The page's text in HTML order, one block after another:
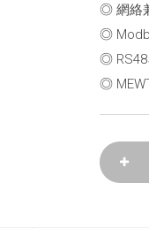
◎ 網絡
◎
◎
◎